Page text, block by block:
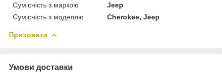
Сумісність з маркою
Jeep
Сумісність з моделлю
Cherokee, Jeep
Приховати
Умови доставки